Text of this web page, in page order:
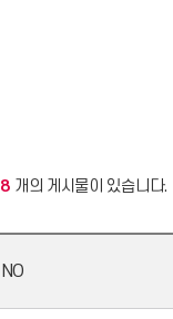
8 개의 게시물이 있습니다.
NO